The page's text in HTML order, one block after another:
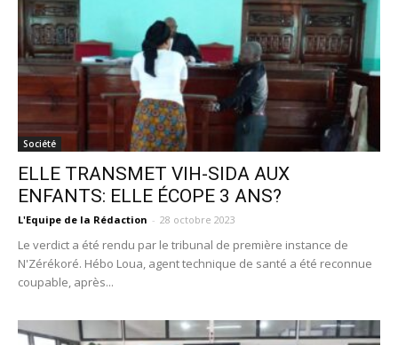
Société
ELLE TRANSMET VIH-SIDA AUX
ENFANTS: ELLE ÉCOPE 3 ANS?
L'Equipe de la Rédaction - 28 octobre 2023
Le verdict a été rendu par le tribunal de première instance de
N'Zérékoré. Hébo Loua, agent technique de santé a été reconnue
coupable, après...